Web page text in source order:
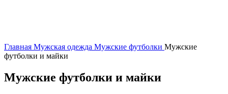
Главная Мужская одежда Мужские футболки Мужские
футболки и майки
Мужские футболки и майки